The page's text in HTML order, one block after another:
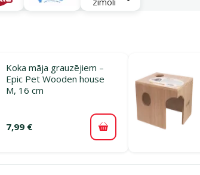
Koka māja grauzējiem –
Epic Pet Wooden house
M, 16 cm
7,99 € Pievienot grozam